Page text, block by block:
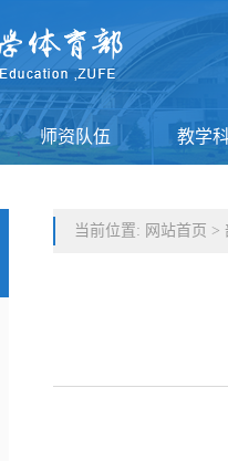
师资队伍 教学
当前位置: 网站首页 >